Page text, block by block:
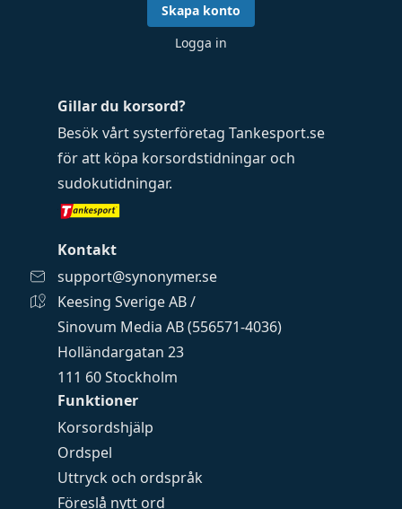
Funktioner
Korsordshjälp
Ordspel
Uttryck och ordspråk
Föreslå nytt ord
Gillar du korsord?
Besök vårt systerföretag Tankesport.se
för att köpa korsordstidningar och
sudokutidningar.
Kontakt
support@synonymer.se
Keesing Sverige AB /
Sinovum Media AB (556571-4036)
Holländargatan 23
111 60 Stockholm
Skapa konto
Logga in